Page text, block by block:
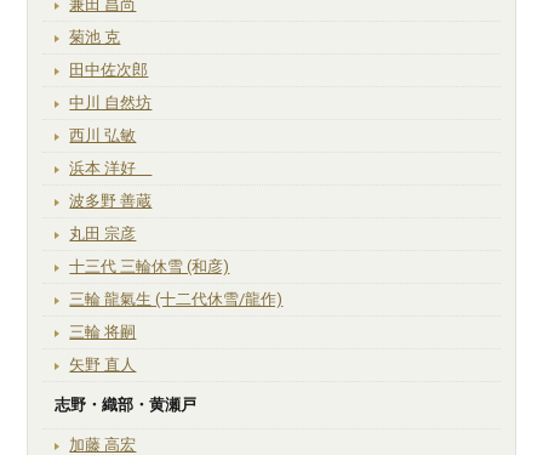
兼田 昌尚
菊池 克
田中佐次郎
中川 自然坊
西川 弘敏
浜本 洋好
波多野 善蔵
丸田 宗彦
十三代 三輪休雪 (和彦)
三輪 龍氣生 (十二代休雪/龍作)
三輪 将嗣
矢野 直人
志野・織部・黄瀬戸
加藤 高宏